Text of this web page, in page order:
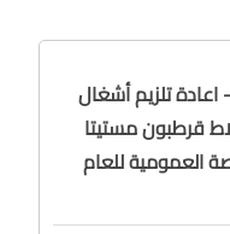
(1) - اعادة تلزيم أشغال
قرطبون مستيتا
العمومية للعام